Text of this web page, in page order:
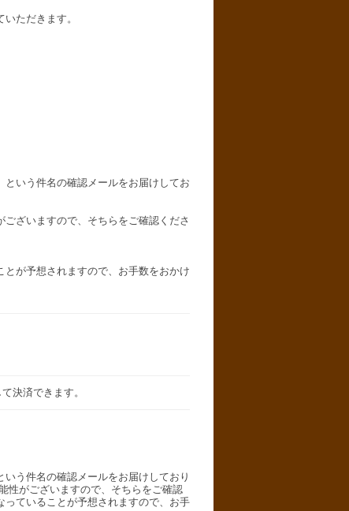
ただきます。
いう件名の確認メールをお届けしてお
ざいますので、そちらをご確認くださ
が予想されますので、お手数をおかけ
決済できます。
う件名の確認メールをお届けしており
性がございますので、そちらをご確認
っていることが予想されますので、お手